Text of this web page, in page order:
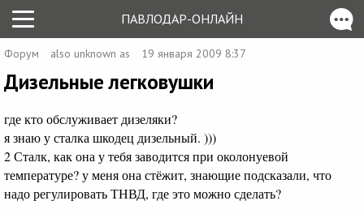
ПАВЛОДАР-ОНЛАЙН
Форум also unknown as 19 января 2009 8:37
Дизельные легковушки
где кто обслуживает дизеляки?
я знаю у сталка шкодец дизельный. )))
2 Сталк, как она у тебя заводится при околонуевой
температуре? у меня она стёжит, знающие подсказали, что
надо регулировать ТНВД, где это можно сделать?